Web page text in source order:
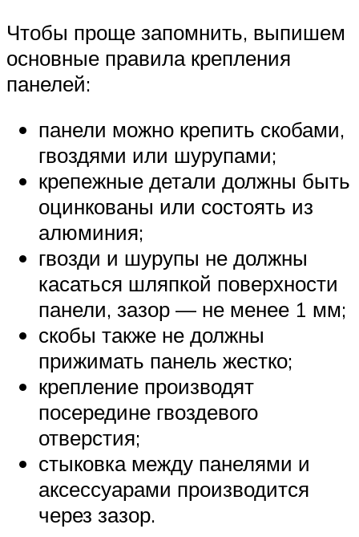
Чтобы проще запомнить, выпишем
основные правила крепления
панелей:
панели можно крепить скобами,
гвоздями или шурупами;
крепежные детали должны быть
оцинкованы или состоять из
алюминия;
гвозди и шурупы не должны
касаться шляпкой поверхности
панели, зазор — не менее 1 мм;
скобы также не должны
прижимать панель жестко;
крепление производят
посередине гвоздевого
отверстия;
стыковка между панелями и
аксессуарами производится
через зазор.